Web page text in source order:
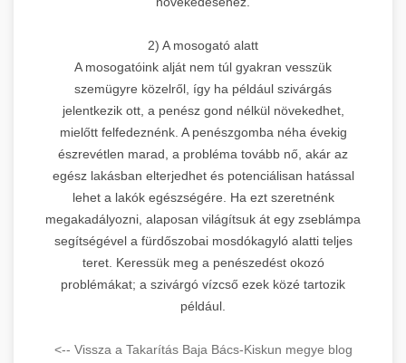
2) A mosogató alatt
A mosogatóink alját nem túl gyakran vesszük
szemügyre közelről, így ha például szivárgás
jelentkezik ott, a penész gond nélkül növekedhet,
mielőtt felfedeznénk. A penészgomba néha évekig
észrevétlen marad, a probléma tovább nő, akár az
egész lakásban elterjedhet és potenciálisan hatással
lehet a lakók egészségére. Ha ezt szeretnénk
megakadályozni, alaposan világítsuk át egy zseblámpa
segítségével a fürdőszobai mosdókagyló alatti teljes
teret. Keressük meg a penészedést okozó
problémákat; a szivárgó vízcső ezek közé tartozik
például.
<-- Vissza a Takarítás Baja Bács-Kiskun megye blog